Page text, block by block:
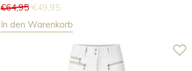
€64,95 €49,95
In den Warenkorb